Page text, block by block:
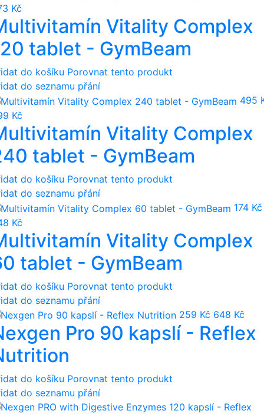
Kč
Vitality Complex
tablet - GymBeam
do košíku Porovnat tento produkt
do seznamu přání
495
Kč
Vitality Complex
tablet - GymBeam
do košíku Porovnat tento produkt
do seznamu přání
174 Kč
Kč
Vitality Complex
tablet - GymBeam
do košíku Porovnat tento produkt
do seznamu přání
259 Kč 648 Kč
Pro 90 kapslí - Reflex
do košíku Porovnat tento produkt
do seznamu přání